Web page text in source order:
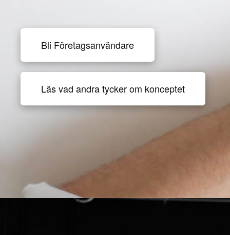
Bli Företagsanvändare
Läs vad andra tycker om konceptet